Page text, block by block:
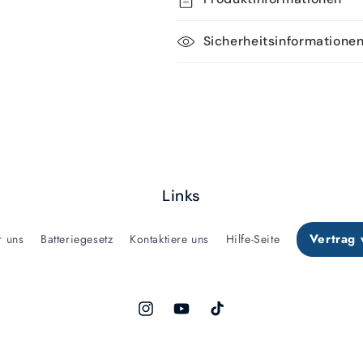
Sicherheitsinformationen
Links
uns Batteriegesetz Kontaktiere uns Hilfe-Seite Vertrag
InstagramYouTubeTikTok